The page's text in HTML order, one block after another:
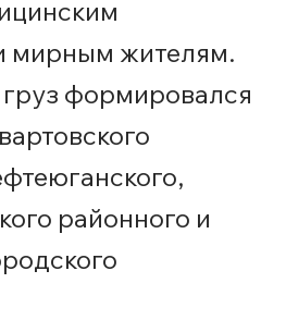
мирным жителям.
формировался
районного и